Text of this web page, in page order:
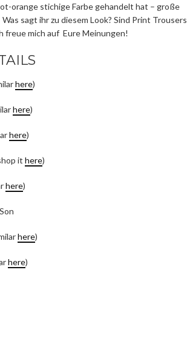
orange stichige Farbe gehandelt hat – große
Was sagt ihr zu diesem Look? Sind Print Trousers
freue mich auf Eure Meinungen!
here)
here)
here)
it here)
here)
here)
here)